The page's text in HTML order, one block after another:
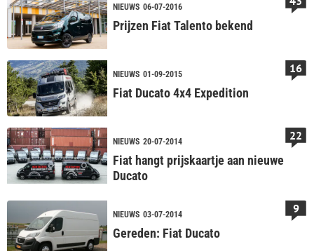
NIEUWS 06-07-2016
Prijzen Fiat Talento bekend
NIEUWS 01-09-2015
Fiat Ducato 4x4 Expedition
16
NIEUWS 20-07-2014
Fiat hangt prijskaartje aan nieuwe
Ducato
22
NIEUWS 03-07-2014
Gereden: Fiat Ducato
9